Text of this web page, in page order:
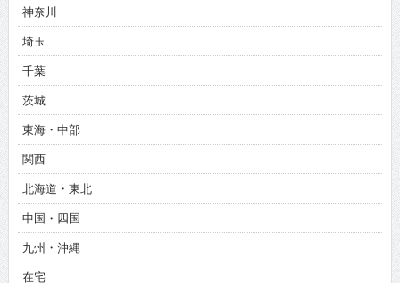
神奈川
埼玉
千葉
茨城
東海・中部
関西
北海道・東北
中国・四国
九州・沖縄
在宅